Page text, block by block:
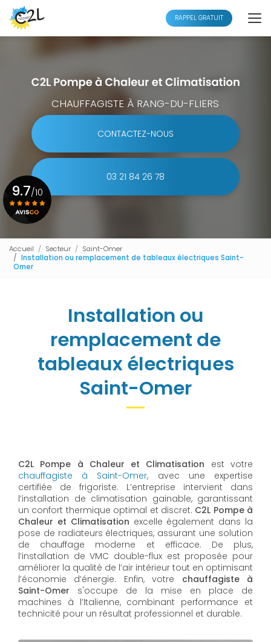
Aller
au
contenu
principal
RAPPEL GRATUIT
CHAUFFAGISTE À RANG-DU-FLIERS
CONTACTEZ-NOUS
03 21 84 26 78
9.7/10
Accueil Secteur
Saint-Omer
Installation ou remplacement de tableaux électriques Saint-
Omer
Installation ou
remplacement de
tableaux électriques
Saint-Omer
C2L Pompe à Chaleur et Climatisation est votre
chauffagiste à Saint-Omer, avec une expertise
certifiée de frigoriste. L’entreprise intervient dans
l’installation de climatisation gainable, garantissant
un confort thermique optimal et discret. C2L Pompe à
Chaleur et Climatisation excelle également dans la
pose de radiateurs électriques, assurant une solution
de chauffage moderne et efficace. De plus,
l’installation de VMC double-flux est proposée pour
améliorer la qualité de l’air intérieur tout en optimisant
l’économie d’énergie. Enfin, votre chauffagiste à
Saint-Omer s'occupe de la mise en place de
machines à l’Italienne, combinant performance et
technicité pour un résultat professionnel et durable.